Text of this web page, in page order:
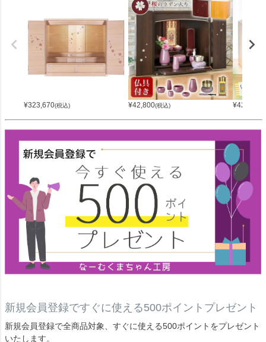
¥323,670(税込) ¥42,800(税込) ¥42,800
新規会員登録ですぐに使える500ポイントプレゼント
新規会員登録で全商品対象、すぐに使える500ポイントをプレゼント
いたします。